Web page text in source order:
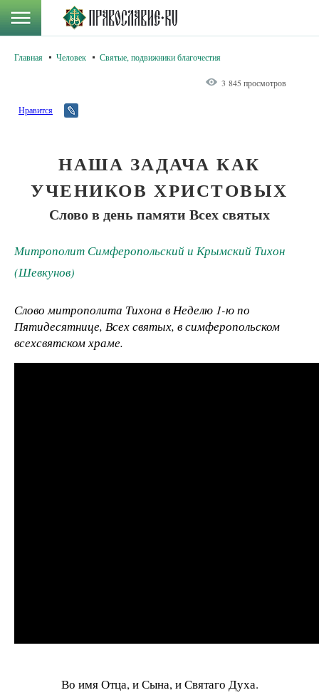
Главная Человек Святые, подвижники благочестия
3 845 просмотров
Нравится
НАША ЗАДАЧА КАК
УЧЕНИКОВ ХРИСТОВЫХ
Слово в день памяти Всех святых
Митрополит Симферопольский и Крымский Тихон
(Шевкунов)
Слово митрополита Тихона в Неделю 1-ю по
Пятидесятнице, Всех святых, в симферопольском
всехсвятском храме.
Во имя Отца, и Сына, и Святаго Духа.